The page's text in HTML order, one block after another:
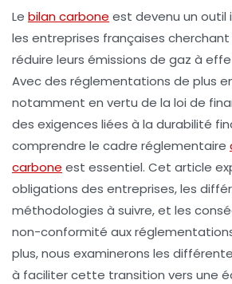
Le bilan carbone est devenu un outil
les entreprises françaises
réduire leurs émissions de gaz à
Avec des réglementations de plus
notamment en vertu de la loi de
des exigences liées à la durabilité
comprendre le cadre réglementaire
carbone est essentiel. Cet article
obligations des entreprises, les
méthodologies à suivre, et les
non-conformité aux
plus, nous examinerons les
à faciliter cette transition vers une